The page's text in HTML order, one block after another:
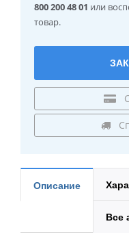
800 200 48 01 или
товар.
Описание
Все